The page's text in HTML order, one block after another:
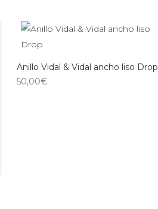
Anillo Vidal & Vidal ancho liso Drop
50,00€